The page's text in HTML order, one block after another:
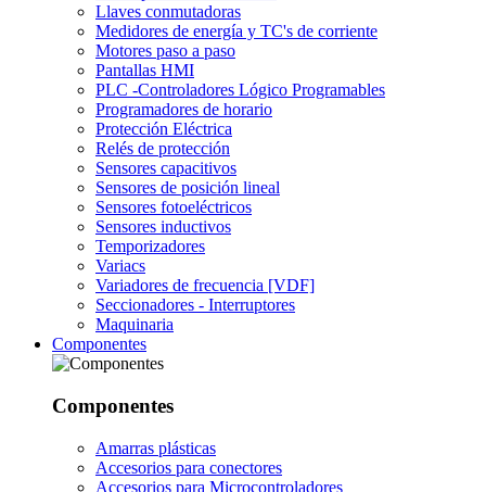
Llaves conmutadoras
Medidores de energía y TC's de corriente
Motores paso a paso
Pantallas HMI
PLC -Controladores Lógico Programables
Programadores de horario
Protección Eléctrica
Relés de protección
Sensores capacitivos
Sensores de posición lineal
Sensores fotoeléctricos
Sensores inductivos
Temporizadores
Variacs
Variadores de frecuencia [VDF]
Seccionadores - Interruptores
Maquinaria
Componentes
Componentes
Amarras plásticas
Accesorios para conectores
Accesorios para Microcontroladores